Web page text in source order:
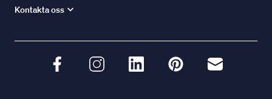
Kontakta oss